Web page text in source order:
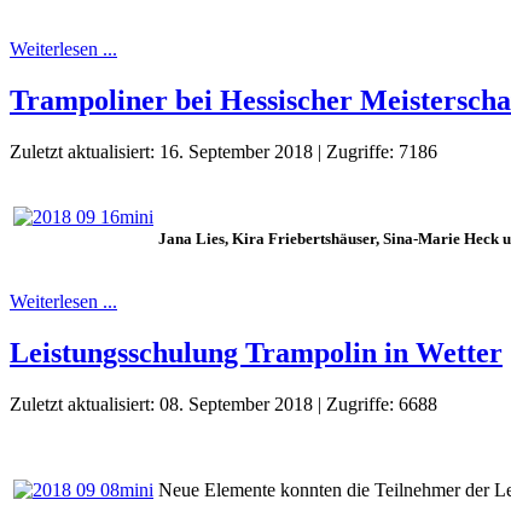
Weiterlesen ...
Trampoliner bei Hessischer
Zuletzt aktualisiert: 16. September 2018 | Zugriffe: 7186
Jana Lies, Kira Friebertshäuser, Sina-Marie Heck
Weiterlesen ...
Leistungsschulung Trampolin in Wetter
Zuletzt aktualisiert: 08. September 2018 | Zugriffe: 6688
Neue Elemente konnten die Teilnehmer der